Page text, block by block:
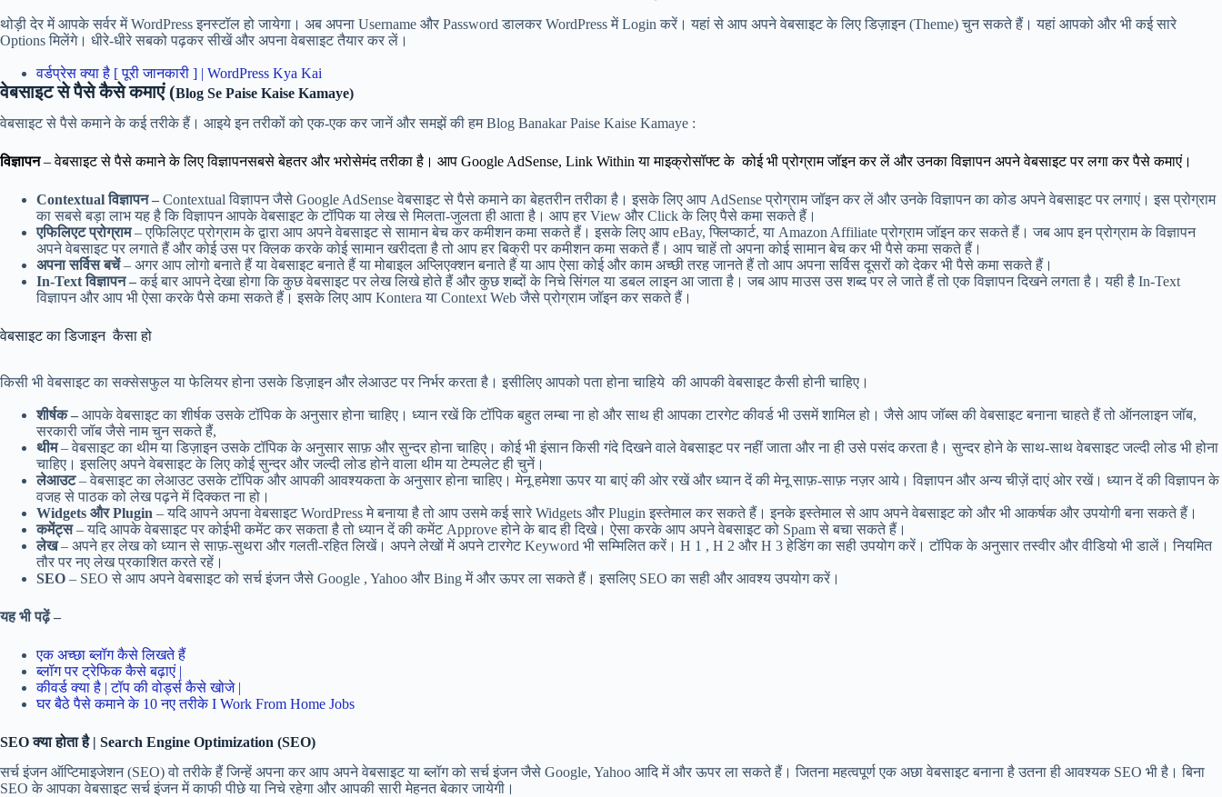
थोड़ी देर में आपके सर्वर में WordPress इनस्टॉल हो जायेगा। अब अपना Username और Password डालकर WordPress में Login करें। यहां से आप अपने वेबसाइट के लिए डिज़ाइन (Theme) चुन सकते हैं। यहां आपको और भी कई सारे
Options मिलेंगे। धीरे-धीरे सबको पढ़कर सीखें और अपना वेबसाइट तैयार कर लें।
वर्डप्रेस क्या है [ पूरी जानकारी ] | WordPress Kya Kai
वेबसाइट से पैसे कैसे कमाएं (Blog Se Paise Kaise Kamaye)
वेबसाइट से पैसे कमाने के कई तरीके हैं। आइये इन तरीकों को एक-एक कर जानें और समझें की हम Blog Banakar Paise Kaise Kamaye :
विज्ञापन– वेबसाइट से पैसे कमाने के लिए विज्ञापनसबसे बेहतर और भरोसेमंद तरीका है। आप Google AdSense, Link Within या माइक्रोसॉफ्ट के कोई भी प्रोग्राम जॉइन कर लें और उनका विज्ञापन अपने वेबसाइट पर लगा कर पैसे कमाएं।
Contextual विज्ञापन – Contextual विज्ञापन जैसे Google AdSense वेबसाइट से पैसे कमाने का बेहतरीन तरीका है। इसके लिए आप AdSense प्रोग्राम जॉइन कर लें और उनके विज्ञापन का कोड अपने वेबसाइट पर लगाएं। इस प्रोग्राम
का सबसे बड़ा लाभ यह है कि विज्ञापन आपके वेबसाइट के टॉपिक या लेख से मिलता-जुलता ही आता है। आप हर View और Click के लिए पैसे कमा सकते हैं।
एफिलिएट प्रोग्राम– एफिलिएट प्रोग्राम के द्वारा आप अपने वेबसाइट से सामान बेच कर कमीशन कमा सकते हैं। इसके लिए आप eBay, फ्लिप्कार्ट, या Amazon Affiliate प्रोग्राम जॉइन कर सकते हैं। जब आप इन प्रोग्राम के विज्ञापन
अपने वेबसाइट पर लगाते हैं और कोई उस पर क्लिक करके कोई सामान खरीदता है तो आप हर बिक्री पर कमीशन कमा सकते हैं। आप चाहें तो अपना कोई सामान बेच कर भी पैसे कमा सकते हैं।
अपना सर्विस बचें– अगर आप लोगो बनाते हैं या वेबसाइट बनाते हैं या मोबाइल अप्लिएक्शन बनाते हैं या आप ऐसा कोई और काम अच्छी तरह जानते हैं तो आप अपना सर्विस दूसरों को देकर भी पैसे कमा सकते हैं।
In-Text विज्ञापन –कई बार आपने देखा होगा कि कुछ वेबसाइट पर लेख लिखे होते हैं और कुछ शब्दों के निचे सिंगल या डबल लाइन आ जाता है। जब आप माउस उस शब्द पर ले जाते हैं तो एक विज्ञापन दिखने लगता है। यही है In-Text
विज्ञापन और आप भी ऐसा करके पैसे कमा सकते हैं। इसके लिए आप Kontera या Context Web जैसे प्रोग्राम जॉइन कर सकते हैं।
वेबसाइट का डिजाइन कैसा हो
किसी भी वेबसाइट का सक्सेसफुल या फेलियर होना उसके डिज़ाइन और लेआउट पर निर्भर करता है। इसीलिए आपको पता होना चाहिये की आपकी वेबसाइट कैसी होनी चाहिए।
शीर्षक – आपके वेबसाइट का शीर्षक उसके टॉपिक के अनुसार होना चाहिए। ध्यान रखें कि टॉपिक बहुत लम्बा ना हो और साथ ही आपका टारगेट कीवर्ड भी उसमें शामिल हो। जैसे आप जॉब्स की वेबसाइट बनाना चाहते हैं तो ऑनलाइन जॉब,
सरकारी जॉब जैसे नाम चुन सकते हैं,
थीम– वेबसाइट का थीम या डिज़ाइन उसके टॉपिक के अनुसार साफ़ और सुन्दर होना चाहिए। कोई भी इंसान किसी गंदे दिखने वाले वेबसाइट पर नहीं जाता और ना ही उसे पसंद करता है। सुन्दर होने के साथ-साथ वेबसाइट जल्दी लोड भी होना
चाहिए। इसलिए अपने वेबसाइट के लिए कोई सुन्दर और जल्दी लोड होने वाला थीम या टेम्पलेट ही चुनें।
लेआउट– वेबसाइट का लेआउट उसके टॉपिक और आपकी आवश्यकता के अनुसार होना चाहिए। मेनू हमेशा ऊपर या बाएं की ओर रखें और ध्यान दें की मेनू साफ़-साफ़ नज़र आये। विज्ञापन और अन्य चीज़ें दाएं ओर रखें। ध्यान दें की विज्ञापन के
वजह से पाठक को लेख पढ़ने में दिक्कत ना हो।
Widgets और Plugin – यदि आपने अपना वेबसाइट WordPress मे बनाया है तो आप उसमे कई सारे Widgets और Plugin इस्तेमाल कर सकते हैं। इनके इस्तेमाल से आप अपने वेबसाइट को और भी आकर्षक और उपयोगी बना सकते हैं।
कमेंट्स– यदि आपके वेबसाइट पर कोईभी कमेंट कर सकता है तो ध्यान दें की कमेंट Approve होने के बाद ही दिखे। ऐसा करके आप अपने वेबसाइट को Spam से बचा सकते हैं।
लेख– अपने हर लेख को ध्यान से साफ़-सुथरा और गलती-रहित लिखें। अपने लेखों में अपने टारगेट Keyword भी सम्मिलित करें। H 1 , H 2 और H 3 हेडिंग का सही उपयोग करें। टॉपिक के अनुसार तस्वीर और वीडियो भी डालें। नियमित
तौर पर नए लेख प्रकाशित करते रहें।
SEO – SEO से आप अपने वेबसाइट को सर्च इंजन जैसे Google , Yahoo और Bing में और ऊपर ला सकते हैं। इसलिए SEO का सही और आवश्य उपयोग करें।
यह भी पढ़ें –
एक अच्छा ब्लॉग कैसे लिखते हैं
ब्लॉग पर ट्रेफिक कैसे बढ़ाएं |
कीवर्ड क्या है | टॉप की वोर्ड्स कैसे खोजे |
घर बैठे पैसे कमाने के 10 नए तरीके I Work From Home Jobs
SEO क्या होता है | Search Engine Optimization (SEO)
सर्च इंजन ऑप्टिमाइजेशन (SEO) वो तरीके हैं जिन्हें अपना कर आप अपने वेबसाइट या ब्लॉग को सर्च इंजन जैसे Google, Yahoo आदि में और ऊपर ला सकते हैं। जितना महत्वपूर्ण एक अछा वेबसाइट बनाना है उतना ही आवश्यक SEO भी है। बिना
SEO के आपका वेबसाइट सर्च इंजन में काफी पीछे या निचे रहेगा और आपकी सारी मेहनत बेकार जायेगी।